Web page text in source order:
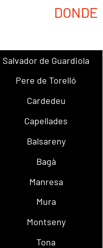
DONDE
Salvador de Guardiola
Pere de Torelló
Cardedeu
Capellades
Balsareny
Bagà
Manresa
Mura
Montseny
Tona